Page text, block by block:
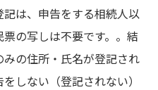
は、申告をする相続人以
の写しは不要です。。結
の住所・氏名が登記され
しない（登記されない）